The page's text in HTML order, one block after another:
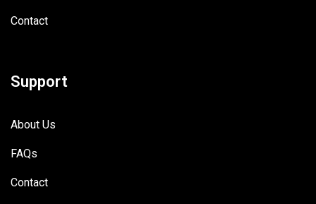
Contact
Support
About Us
FAQs
Contact